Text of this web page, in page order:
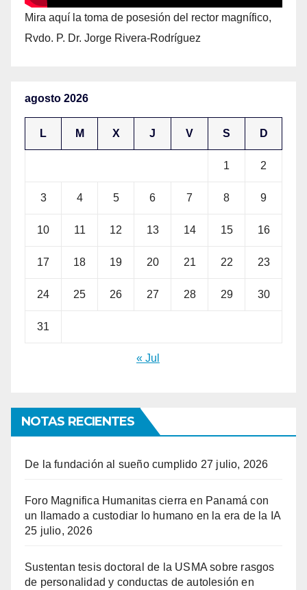
Mira aquí la toma de posesión del rector magnífico,
Rvdo. P. Dr. Jorge Rivera-Rodríguez
agosto 2026
L M X J V S D
1 2
3 4 5 6 7 8 9
10 11 12 13 14 15 16
17 18 19 20 21 22 23
24 25 26 27 28 29 30
31
« Jul
NOTAS RECIENTES
De la fundación al sueño cumplido 27 julio, 2026
Foro Magnifica Humanitas cierra en Panamá con
un llamado a custodiar lo humano en la era de la IA
25 julio, 2026
Sustentan tesis doctoral de la USMA sobre rasgos
de personalidad y conductas de autolesión en